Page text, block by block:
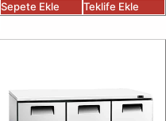
Sepete Ekle Teklife Ekle